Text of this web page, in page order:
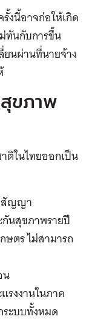
งนี้อาจก่อให้เกิด
ทันกับการขึ้น
ยนผ่านที่นายจ้าง
ขภาพ
ติในไทยออกเป็น
สัญญา
นสุขภาพรายปี
ษตร ไม่สามารถ
น
รงงานในภาค
ระบบทั้งหมด